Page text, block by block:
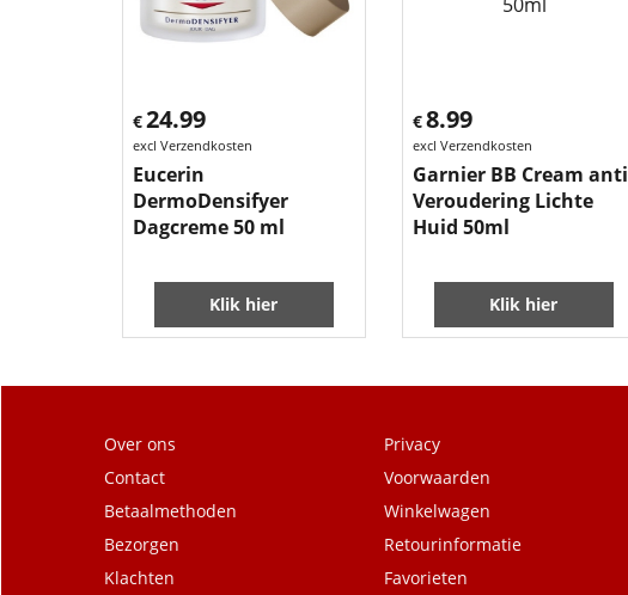
€24.99
excl Verzendkosten
Eucerin
DermoDensifyer
Dagcreme 50 ml
Klik hier
€8.99
excl Verzendkosten
Garnier BB Cream anti
Veroudering Lichte
Huid 50ml
Klik hier
Over ons
Contact
Betaalmethoden
Bezorgen
Klachten
Privacy
Voorwaarden
Winkelwagen
Retourinformatie
Favorieten